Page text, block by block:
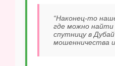
“Наконец-то
где можно найти
спутницу в
мошенничества и